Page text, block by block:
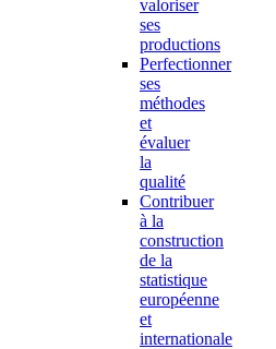
valoriser
ses
productions
Perfectionner
ses
méthodes
et
évaluer
la
qualité
Contribuer
à la
construction
de la
statistique
européenne
et
internationale